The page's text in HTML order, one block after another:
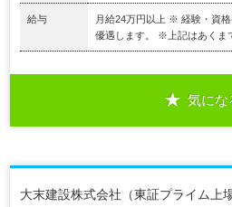
給与
月給24万円以上 ※ 経験・資格
優遇します。 ※上記はあくま
気にな
大末建設株式会社（東証プライム上場